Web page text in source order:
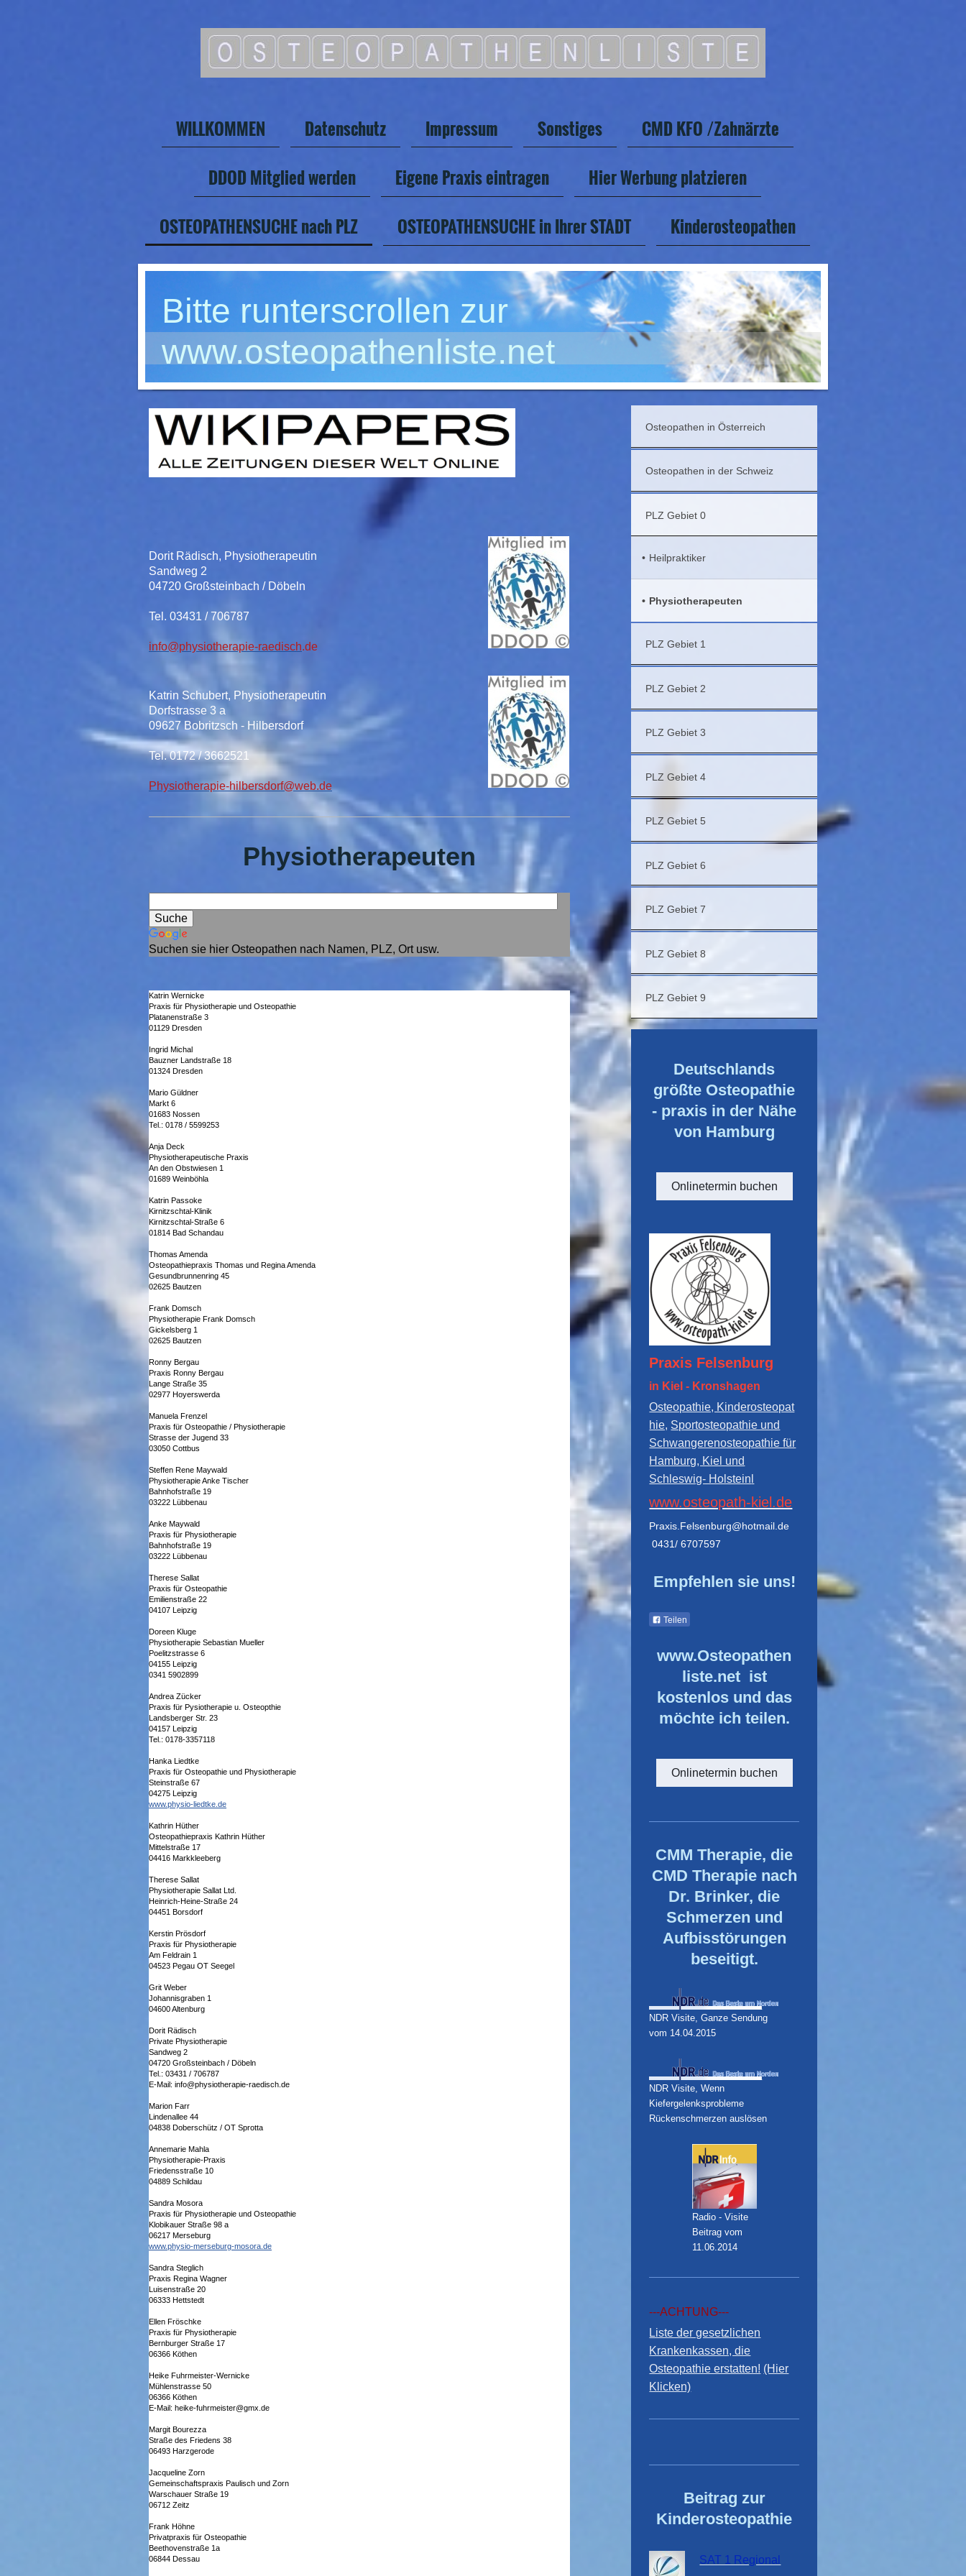
WILLKOMMEN Datenschutz Impressum Sonstiges
CMD KFO /Zahnärzte
DDOD Mitglied werden
Eigene Praxis eintragen
Hier Werbung platzieren
OSTEOPATHENSUCHE nach PLZ
OSTEOPATHENSUCHE in Ihrer STADT Kinderosteopathen
Bitte runterscrollen zur
www.osteopathenliste.net
Dorit Rädisch, Physiotherapeutin
Sandweg 2
04720 Großsteinbach / Döbeln
Tel. 03431 / 706787
info@physiotherapie-raedisch.de
Katrin Schubert, Physiotherapeutin
Dorfstrasse 3 a
09627 Bobritzsch - Hilbersdorf
Tel. 0172 / 3662521
Physiotherapie-hilbersdorf@web.de
Physiotherapeuten
Suchen sie hier Osteopathen nach Namen, PLZ, Ort usw.
Katrin Wernicke
Praxis für Physiotherapie und Osteopathie
Platanenstraße 3
01129 Dresden
Ingrid Michal
Bauzner Landstraße 18
01324 Dresden
Mario Güldner
Markt 6
01683 Nossen
Tel.: 0178 / 5599253
Anja Deck
Physiotherapeutische Praxis
An den Obstwiesen 1
01689 Weinböhla
Katrin Passoke
Kirnitzschtal-Klinik
Kirnitzschtal-Straße 6
01814 Bad Schandau
Thomas Amenda
Osteopathiepraxis Thomas und Regina Amenda
Gesundbrunnenring 45
02625 Bautzen
Frank Domsch
Physiotherapie Frank Domsch
Gickelsberg 1
02625 Bautzen
Ronny Bergau
Praxis Ronny Bergau
Lange Straße 35
02977 Hoyerswerda
Manuela Frenzel
Praxis für Osteopathie / Physiotherapie
Strasse der Jugend 33
03050 Cottbus
Steffen Rene Maywald
Physiotherapie Anke Tischer
Bahnhofstraße 19
03222 Lübbenau
Anke Maywald
Praxis für Physiotherapie
Bahnhofstraße 19
03222 Lübbenau
Therese Sallat
Praxis für Osteopathie
Emilienstraße 22
04107 Leipzig
Doreen Kluge
Physiotherapie Sebastian Mueller
Poelitzstrasse 6
04155 Leipzig
0341 5902899
Andrea Zücker
Praxis für Pysiotherapie u. Osteopthie
Landsberger Str. 23
04157 Leipzig
Tel.: 0178-3357118
Hanka Liedtke
Praxis für Osteopathie und Physiotherapie
Steinstraße 67
04275 Leipzig
www.physio-liedtke.de
Kathrin Hüther
Osteopathiepraxis Kathrin Hüther
Mittelstraße 17
04416 Markkleeberg
Therese Sallat
Physiotherapie Sallat Ltd.
Heinrich-Heine-Straße 24
04451 Borsdorf
Kerstin Prösdorf
Praxis für Physiotherapie
Am Feldrain 1
04523 Pegau OT Seegel
Grit Weber
Johannisgraben 1
04600 Altenburg
Dorit Rädisch
Private Physiotherapie
Sandweg 2
04720 Großsteinbach / Döbeln
Tel.: 03431 / 706787
E-Mail: info@physiotherapie-raedisch.de
Marion Farr
Lindenallee 44
04838 Doberschütz / OT Sprotta
Annemarie Mahla
Physiotherapie-Praxis
Friedensstraße 10
04889 Schildau
Sandra Mosora
Praxis für Physiotherapie und Osteopathie
Klobikauer Straße 98 a
06217 Merseburg
www.physio-merseburg-mosora.de
Sandra Steglich
Praxis Regina Wagner
Luisenstraße 20
06333 Hettstedt
Ellen Fröschke
Praxis für Physiotherapie
Bernburger Straße 17
06366 Köthen
Heike Fuhrmeister-Wernicke
Mühlenstrasse 50
06366 Köthen
E-Mail: heike-fuhrmeister@gmx.de
Margit Bourezza
Straße des Friedens 38
06493 Harzgerode
Jacqueline Zorn
Gemeinschaftspraxis Paulisch und Zorn
Warschauer Straße 19
06712 Zeitz
Frank Höhne
Privatpraxis für Osteopathie
Beethovenstraße 1a
06844 Dessau
Osteopathen in Österreich
Osteopathen in der Schweiz
PLZ Gebiet 0
Heilpraktiker
Physiotherapeuten
PLZ Gebiet 1
PLZ Gebiet 2
PLZ Gebiet 3
PLZ Gebiet 4
PLZ Gebiet 5
PLZ Gebiet 6
PLZ Gebiet 7
PLZ Gebiet 8
PLZ Gebiet 9
Deutschlands
größte Osteopathie
- praxis in der Nähe
von Hamburg
Onlinetermin buchen
Praxis Felsenburg
in Kiel - Kronshagen
Osteopathie, Kinderosteopat
hie, Sportosteopathie und
Schwangerenosteopathie für
Hamburg, Kiel und
Schleswig- Holstein
www.osteopath-kiel.de
Praxis.Felsenburg@hotmail.de
0431/ 6707597
Empfehlen sie uns!
Teilen
www.Osteopathen
liste.net ist
kostenlos und das
möchte ich teilen.
Onlinetermin buchen
CMM Therapie, die
CMD Therapie nach
Dr. Brinker, die
Schmerzen und
Aufbisstörungen
beseitigt.
NDR Visite, Ganze Sendung
vom 14.04.2015
NDR Visite, Wenn
Kiefergelenksprobleme
Rückenschmerzen auslösen
Radio - Visite
Beitrag vom
11.06.2014
---ACHTUNG---
Liste der gesetzlichen
Krankenkassen, die
Osteopathie erstatten! (Hier
Klicken)
Beitrag zur
Kinderosteopathie
SAT 1 Regional